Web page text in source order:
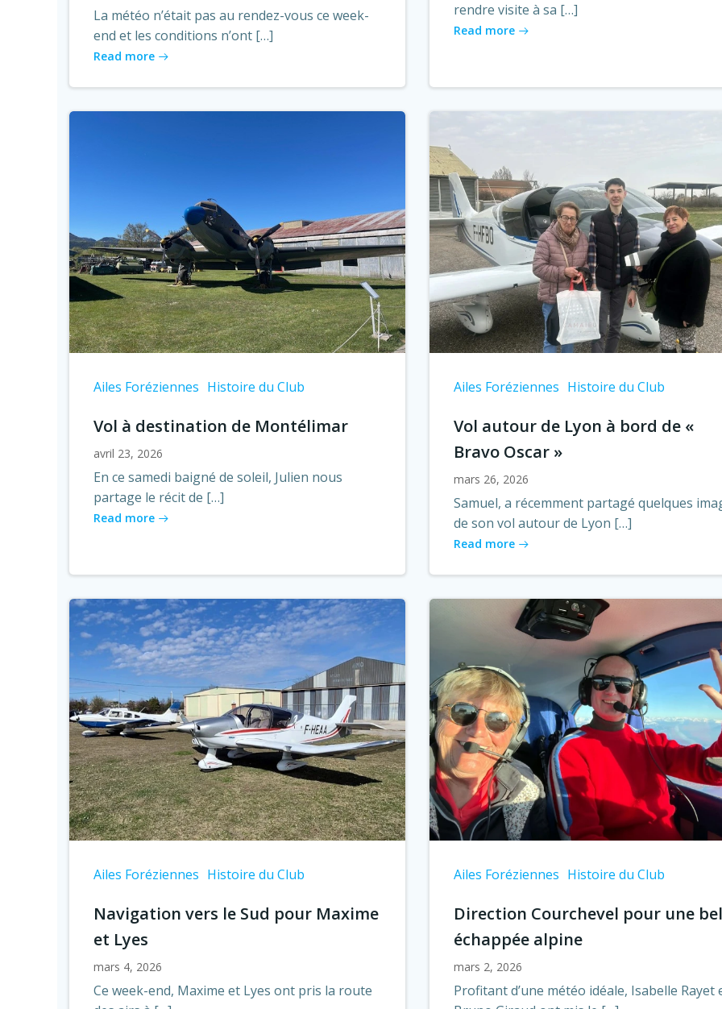
La météo n’était pas au rendez-vous ce week-
end et les conditions n’ont […]
Read more
rendre visite à sa […]
Read more
Ailes Foréziennes Histoire du Club
Vol à destination de Montélimar
avril 23, 2026
En ce samedi baigné de soleil, Julien nous
partage le récit de […]
Read more
Ailes Foréziennes Histoire du Club
Vol autour de Lyon à bord de «
Bravo Oscar »
mars 26, 2026
Samuel, a récemment partagé quelques
de son vol autour de Lyon […]
Read more
Ailes Foréziennes Histoire du Club
Navigation vers le Sud pour Maxime
et Lyes
mars 4, 2026
Ce week-end, Maxime et Lyes ont pris la route
Ailes Foréziennes Histoire du Club
Direction Courchevel pour une
échappée alpine
mars 2, 2026
Profitant d’une météo idéale, Isabelle Rayet